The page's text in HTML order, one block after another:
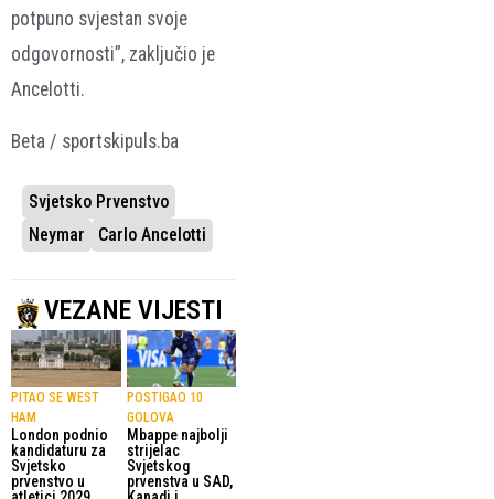
potpuno svjestan svoje
odgovornosti”, zaključio je
Ancelotti.
Beta / sportskipuls.ba
Svjetsko Prvenstvo
Neymar
Carlo Ancelotti
VEZANE VIJESTI
PITAO SE WEST
HAM
London podnio
kandidaturu za
Svjetsko
prvenstvo u
POSTIGAO 10
GOLOVA
Mbappe najbolji
strijelac
Svjetskog
prvenstva u SAD,